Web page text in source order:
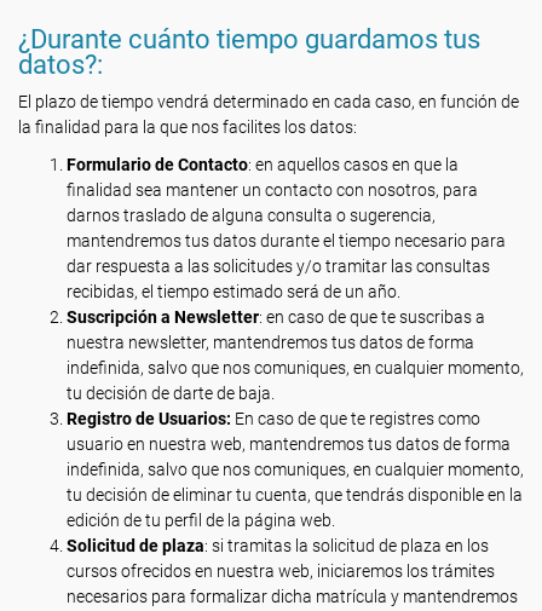
¿Durante cuánto tiempo guardamos tus
datos?:
El plazo de tiempo vendrá determinado en cada caso, en función de
la finalidad para la que nos facilites los datos:
Formulario de Contacto: en aquellos casos en que la
finalidad sea mantener un contacto con nosotros, para
darnos traslado de alguna consulta o sugerencia,
mantendremos tus datos durante el tiempo necesario para
dar respuesta a las solicitudes y/o tramitar las consultas
recibidas, el tiempo estimado será de un año.
Suscripción a Newsletter: en caso de que te suscribas a
nuestra newsletter, mantendremos tus datos de forma
indefinida, salvo que nos comuniques, en cualquier momento,
tu decisión de darte de baja.
Registro de Usuarios: En caso de que te registres como
usuario en nuestra web, mantendremos tus datos de forma
indefinida, salvo que nos comuniques, en cualquier momento,
tu decisión de eliminar tu cuenta, que tendrás disponible en la
edición de tu perfil de la página web.
Solicitud de plaza: si tramitas la solicitud de plaza en los
cursos ofrecidos en nuestra web, iniciaremos los trámites
necesarios para formalizar dicha matrícula y mantendremos